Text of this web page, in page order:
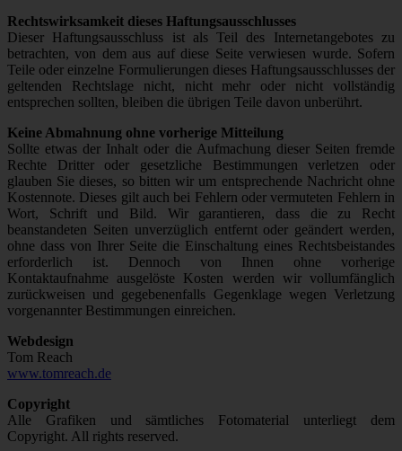
Rechtswirksamkeit dieses Haftungsausschlusses
Dieser Haftungsausschluss ist als Teil des Internetangebotes zu
betrachten, von dem aus auf diese Seite verwiesen wurde. Sofern
Teile oder einzelne Formulierungen dieses Haftungsausschlusses der
geltenden Rechtslage nicht, nicht mehr oder nicht vollständig
entsprechen sollten, bleiben die übrigen Teile davon unberührt.
Keine Abmahnung ohne vorherige Mitteilung
Sollte etwas der Inhalt oder die Aufmachung dieser Seiten fremde
Rechte Dritter oder gesetzliche Bestimmungen verletzen oder
glauben Sie dieses, so bitten wir um entsprechende Nachricht ohne
Kostennote. Dieses gilt auch bei Fehlern oder vermuteten Fehlern in
Wort, Schrift und Bild. Wir garantieren, dass die zu Recht
beanstandeten Seiten unverzüglich entfernt oder geändert werden,
ohne dass von Ihrer Seite die Einschaltung eines Rechtsbeistandes
erforderlich ist. Dennoch von Ihnen ohne vorherige
Kontaktaufnahme ausgelöste Kosten werden wir vollumfänglich
zurückweisen und gegebenenfalls Gegenklage wegen Verletzung
vorgenannter Bestimmungen einreichen.
Webdesign
Tom Reach
www.tomreach.de
Copyright
Alle Grafiken und sämtliches Fotomaterial unterliegt dem
Copyright. All rights reserved.